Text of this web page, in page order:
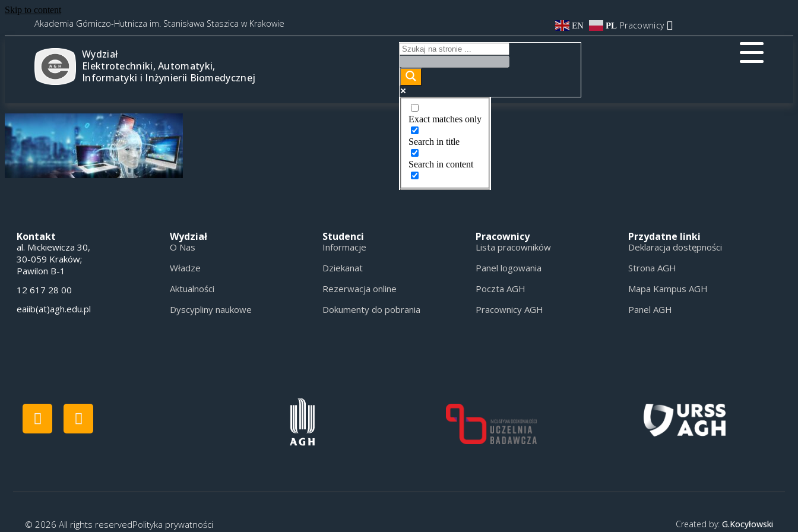
Skip to content
Akademia Górniczo-Hutnicza im. Stanisława Staszica w Krakowie EN PL Pracownicy
Wydział
Elektrotechniki, Automatyki,
Informatyki i Inżynierii Biomedycznej
Exact matches only
Search in title
Search in content
Kontakt
al. Mickiewicza 30,
30-059 Kraków;
Pawilon B-1
12 617 28 00
eaiib(at)agh.edu.pl
Wydział
O Nas
Władze
Aktualności
Dyscypliny naukowe
Studenci
Informacje
Dziekanat
Rezerwacja online
Dokumenty do pobrania
Pracownicy
Lista pracowników
Panel logowania
Poczta AGH
Pracownicy AGH
Przydatne linki
Deklaracja dostępności
Strona AGH
Mapa Kampus AGH
Panel AGH
© 2026 All rights reservedPolityka prywatności Created by: G.Kocyłowski